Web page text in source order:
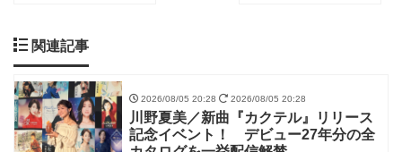
関連記事
2026/08/05 20:28 2026/08/05 20:28
川野夏美／新曲『カクテル』リリース
記念イベント！ デビュー27年分の全